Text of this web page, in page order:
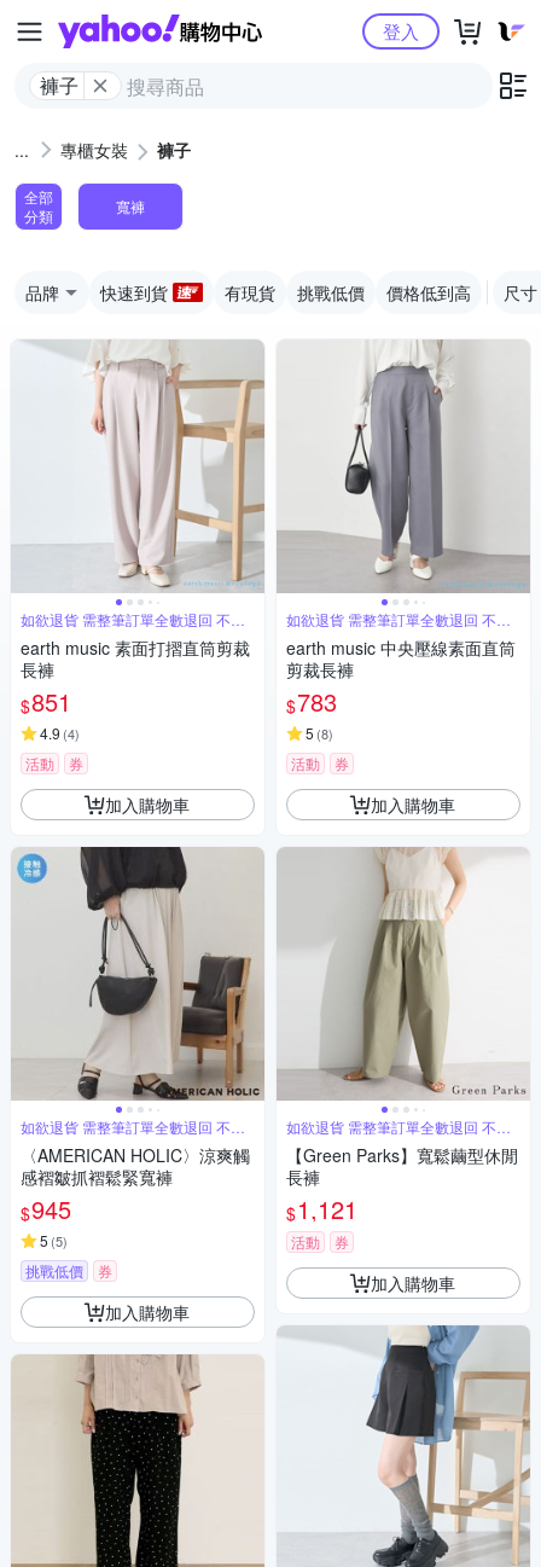
Yahoo購物中心
褲子
登入
專櫃女裝 褲子
全部
分類
寬褲
品牌 快速到貨 有現貨 挑戰低價 價格低到高 尺寸
如欲退貨 需整筆訂單全數退回 不能
單退
earth music 素面打摺直筒剪裁
長褲
$851
4.9 (4)
活動 券
加入購物車
如欲退貨 需整筆訂單全數退回 不能
單退
〈AMERICAN HOLIC〉涼爽觸
感褶皺抓褶鬆緊寬褲
$945
5 (5)
挑戰低價 券
加入購物車
如欲退貨 需整筆訂單全數退回 不能
單退
earth music 中央壓線素面直筒
剪裁長褲
$783
5 (8)
活動 券
加入購物車
如欲退貨 需整筆訂單全數退回 不能
單退
【Green Parks】寬鬆繭型休閒
長褲
$1,121
活動 券
加入購物車